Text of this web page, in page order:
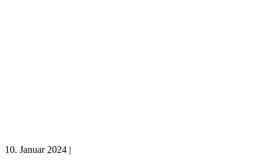
10. Januar 2024 |